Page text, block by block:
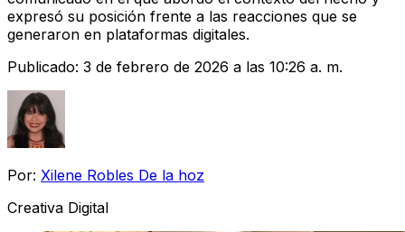
expresó su posición frente a las reacciones que se
generaron en plataformas digitales.
Publicado: 3 de febrero de 2026 a las 10:26 a. m.
Por: Xilene Robles De la hoz
Creativa Digital